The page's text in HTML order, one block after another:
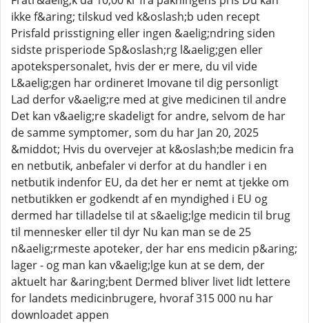
ikke f&aring; tilskud ved k&oslash;b uden recept
Prisfald prisstigning eller ingen &aelig;ndring siden
sidste prisperiode Sp&oslash;rg l&aelig;gen eller
apotekspersonalet, hvis der er mere, du vil vide
L&aelig;gen har ordineret Imovane til dig personligt
Lad derfor v&aelig;re med at give medicinen til andre
Det kan v&aelig;re skadeligt for andre, selvom de har
de samme symptomer, som du har Jan 20, 2025
&middot; Hvis du overvejer at k&oslash;be medicin fra
en netbutik, anbefaler vi derfor at du handler i en
netbutik indenfor EU, da det her er nemt at tjekke om
netbutikken er godkendt af en myndighed i EU og
dermed har tilladelse til at s&aelig;lge medicin til brug
til mennesker eller til dyr Nu kan man se de 25
n&aelig;rmeste apoteker, der har ens medicin p&aring;
lager - og man kan v&aelig;lge kun at se dem, der
aktuelt har &aring;bent Dermed bliver livet lidt lettere
for landets medicinbrugere, hvoraf 315 000 nu har
downloadet appen